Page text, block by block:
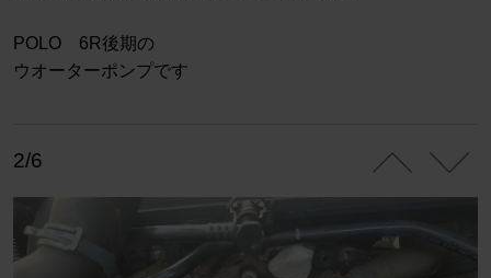
POLO 6R後期の
ウオーターポンプです
2/6